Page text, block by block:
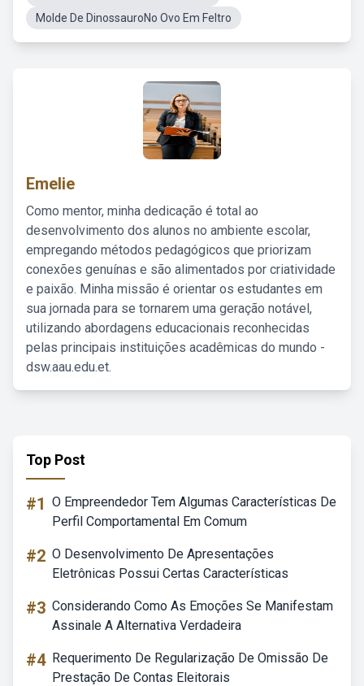
Molde De DinossauroNo Ovo Em Feltro
Emelie
Como mentor, minha dedicação é total ao
desenvolvimento dos alunos no ambiente escolar,
empregando métodos pedagógicos que priorizam
conexões genuínas e são alimentados por criatividade
e paixão. Minha missão é orientar os estudantes em
sua jornada para se tornarem uma geração notável,
utilizando abordagens educacionais reconhecidas
pelas principais instituições acadêmicas do mundo -
dsw.aau.edu.et.
Top Post
#1 O Empreendedor Tem Algumas Características De
Perfil Comportamental Em Comum
#2 O Desenvolvimento De Apresentações
Eletrônicas Possui Certas Características
#3 Considerando Como As Emoções Se Manifestam
Assinale A Alternativa Verdadeira
#4 Requerimento De Regularização De Omissão De
Prestação De Contas Eleitorais